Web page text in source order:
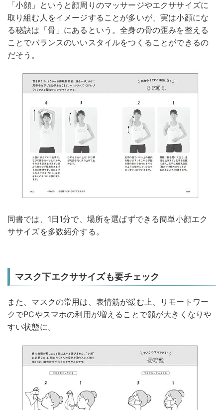
「小顔」というと顔周りのマッサージやエクササイズに
取り組む人をイメージすることが多いが、実は小顔にな
る秘訣は「骨」にあるという。全身の骨の歪みを整える
ことでバランスのいいスタイルをつくることができるの
だそう。
同書では、1日1分で、場所を選ばずできる簡単小顔エク
ササイズを多数紹介する。
マスク下エクササイズも要チェック
また、マスクの常用は、表情筋が緩む上、リモートワー
クでPCやスマホの利用が増えることで顔が大きくなりや
すい状態に。